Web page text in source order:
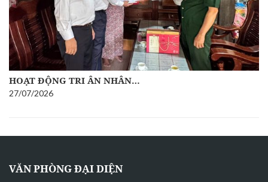
HOẠT ĐỘNG TRI ÂN NHÂN…
27/07/2026
VĂN PHÒNG ĐẠI DIỆN